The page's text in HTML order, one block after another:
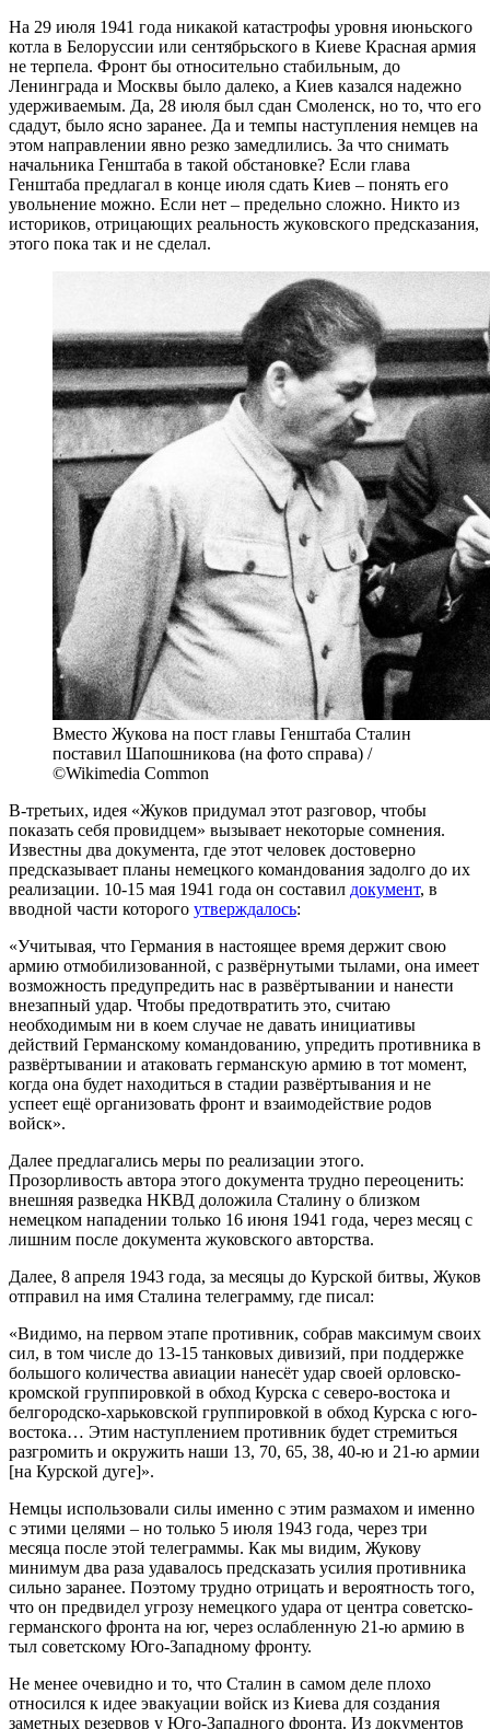
На 29 июля 1941 года никакой катастрофы уровня июньского
котла в Белоруссии или сентябрьского в Киеве Красная армия
не терпела. Фронт бы относительно стабильным, до
Ленинграда и Москвы было далеко, а Киев казался надежно
удерживаемым. Да, 28 июля был сдан Смоленск, но то, что его
сдадут, было ясно заранее. Да и темпы наступления немцев на
этом направлении явно резко замедлились. За что снимать
начальника Генштаба в такой обстановке? Если глава
Генштаба предлагал в конце июля сдать Киев – понять его
увольнение можно. Если нет – предельно сложно. Никто из
историков, отрицающих реальность жуковского предсказания,
этого пока так и не сделал.
Вместо Жукова на пост главы Генштаба Сталин
поставил Шапошникова (на фото справа) /
©Wikimedia Common
В-третьих, идея «Жуков придумал этот разговор, чтобы
показать себя провидцем» вызывает некоторые сомнения.
Известны два документа, где этот человек достоверно
предсказывает планы немецкого командования задолго до их
реализации. 10-15 мая 1941 года он составил документ, в
вводной части которого утверждалось:
«Учитывая, что Германия в настоящее время держит свою
армию отмобилизованной, с развёрнутыми тылами, она имеет
возможность предупредить нас в развёртывании и нанести
внезапный удар. Чтобы предотвратить это, считаю
необходимым ни в коем случае не давать инициативы
действий Германскому командованию, упредить противника в
развёртывании и атаковать германскую армию в тот момент,
когда она будет находиться в стадии развёртывания и не
успеет ещё организовать фронт и взаимодействие родов
войск».
Далее предлагались меры по реализации этого.
Прозорливость автора этого документа трудно переоценить:
внешняя разведка НКВД доложила Сталину о близком
немецком нападении только 16 июня 1941 года, через месяц с
лишним после документа жуковского авторства.
Далее, 8 апреля 1943 года, за месяцы до Курской битвы, Жуков
отправил на имя Сталина телеграмму, где писал:
«Видимо, на первом этапе противник, собрав максимум своих
сил, в том числе до 13-15 танковых дивизий, при поддержке
большого количества авиации нанесёт удар своей орловско-
кромской группировкой в обход Курска с северо-востока и
белгородско-харьковской группировкой в обход Курска с юго-
востока… Этим наступлением противник будет стремиться
разгромить и окружить наши 13, 70, 65, 38, 40-ю и 21-ю армии
[на Курской дуге]».
Немцы использовали силы именно с этим размахом и именно
с этими целями – но только 5 июля 1943 года, через три
месяца после этой телеграммы. Как мы видим, Жукову
минимум два раза удавалось предсказать усилия противника
сильно заранее. Поэтому трудно отрицать и вероятность того,
что он предвидел угрозу немецкого удара от центра советско-
германского фронта на юг, через ослабленную 21-ю армию в
тыл советскому Юго-Западному фронту.
Не менее очевидно и то, что Сталин в самом деле плохо
относился к идее эвакуации войск из Киева для создания
заметных резервов у Юго-Западного фронта. Из документов